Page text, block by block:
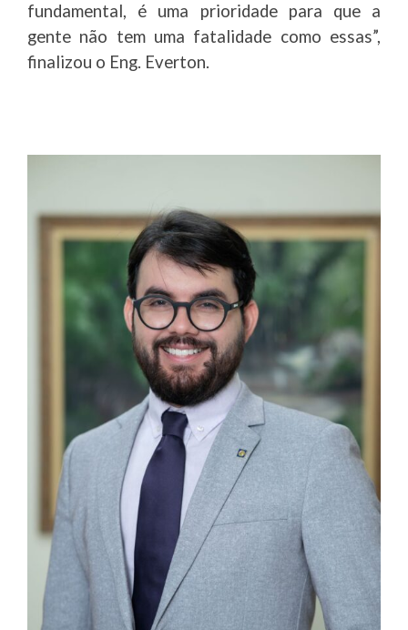
fundamental, é uma prioridade para que a
gente não tem uma fatalidade como essas”,
finalizou o Eng. Everton.